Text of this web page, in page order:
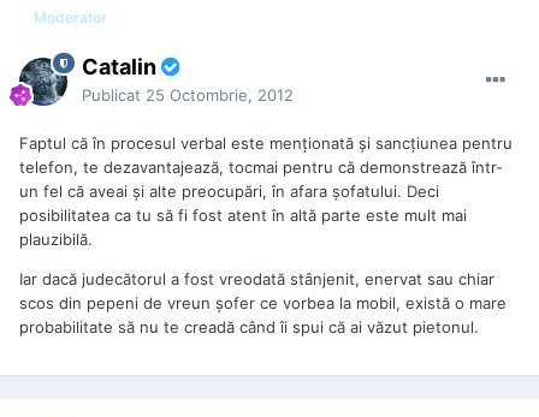
Moderator
Catalin
Publicat 25 Octombrie, 2012
Faptul că în procesul verbal este menţionată şi sancţiunea pentru
telefon, te dezavantajează, tocmai pentru că demonstrează într-
un fel că aveai şi alte preocupări, în afara şofatului. Deci
posibilitatea ca tu să fi fost atent în altă parte este mult mai
plauzibilă.
Iar dacă judecătorul a fost vreodată stânjenit, enervat sau chiar
scos din pepeni de vreun şofer ce vorbea la mobil, există o mare
probabilitate să nu te creadă când îi spui că ai văzut pietonul.